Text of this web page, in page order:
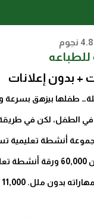
+ بدون إعلانات
طفلها بيزهق
الطفل، لكن في طريقة
أنشطة تعليمية
والألوان والأنشطة. أكثر من